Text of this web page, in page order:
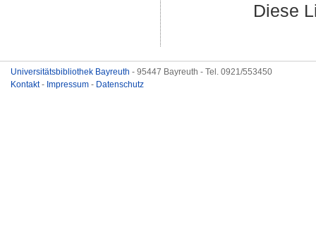
Diese
Universitätsbibliothek Bayreuth - 95447 Bayreuth - Tel. 0921/553450
Kontakt- Impressum - Datenschutz